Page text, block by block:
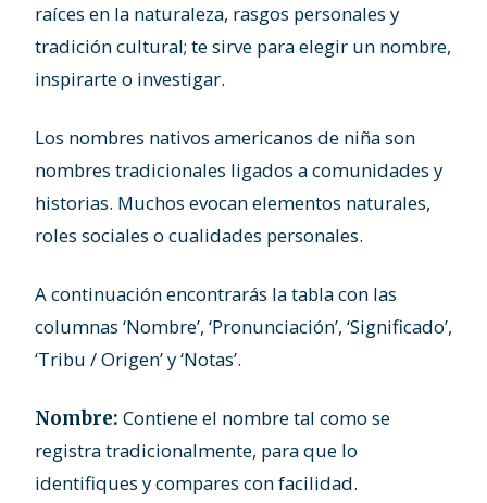
raíces en la naturaleza, rasgos personales y
tradición cultural; te sirve para elegir un nombre,
inspirarte o investigar.
Los nombres nativos americanos de niña son
nombres tradicionales ligados a comunidades y
historias. Muchos evocan elementos naturales,
roles sociales o cualidades personales.
A continuación encontrarás la tabla con las
columnas ‘Nombre’, ‘Pronunciación’, ‘Significado’,
‘Tribu / Origen’ y ‘Notas’.
Nombre: Contiene el nombre tal como se
registra tradicionalmente, para que lo
identifiques y compares con facilidad.